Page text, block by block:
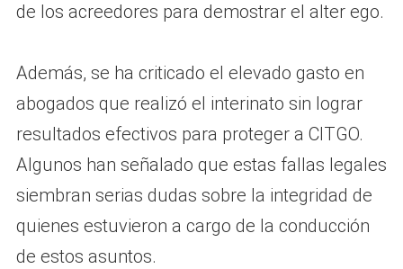
de los acreedores para demostrar el alter ego.
Además, se ha criticado el elevado gasto en
abogados que realizó el interinato sin lograr
resultados efectivos para proteger a CITGO.
Algunos han señalado que estas fallas legales
siembran serias dudas sobre la integridad de
quienes estuvieron a cargo de la conducción
de estos asuntos.